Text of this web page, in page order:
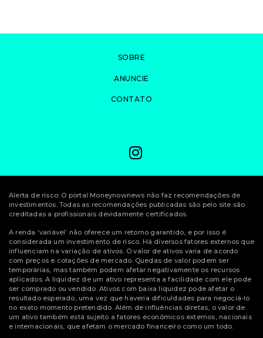
SOBRE
ANUNCIE
CONTATO
Alerta de risco: O portal Moneynownews não faz recomendações de
investimentos. Todas as recomendações publicadas são pelo site são
creditadas a profissionais devidamente certificados.
A renda ‘variável’ não oferece um retorno garantido, e por isso é
considerada um investimento de risco. Há diversos fatores externos que
influenciam na variação de ativos. O valor de ativos varia de acordo
com preços e cotações de mercado. Quedas de valor podem ser
temporárias, mas também podem afetar negativamente os recursos
aplicados. A liquidez de um ativo representa a facilidade com ele pode
ser comprado ou vendido. Ativos com baixa liquidez pode afetar o
resultado esperado, uma vez que haveria dificuldades para negociá-lo
no exato momento pretendido. Além de influências diretas, o valor de
um ativo também está sujeito a fatores econômicos externos, nacionais
e internacionais, que afetam o mercado financeiro como um todo.